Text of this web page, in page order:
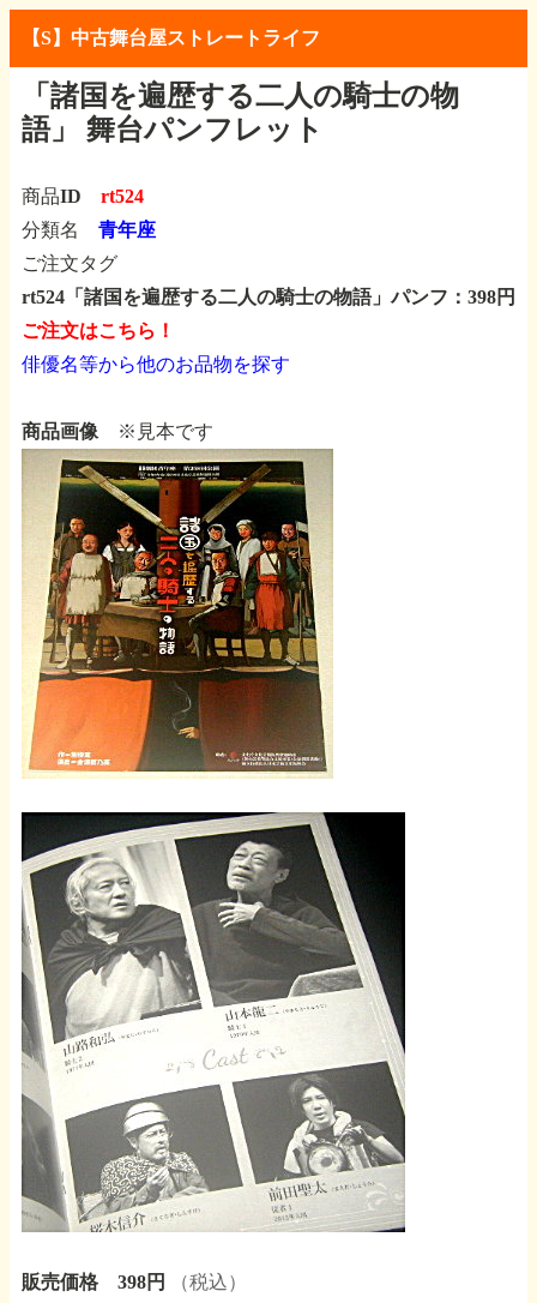
【S】中古舞台屋ストレートライフ
「諸国を遍歴する二人の騎士の物
語」
舞台パンフレット
商品ID rt524
分類名 青年座
ご注文タグ
rt524「諸国を遍歴する二人の騎士の物語」パンフ：398円
ご注文はこちら！
俳優名等から他のお品物を探す
商品画像 ※見本です
販売価格 398円
（税込）